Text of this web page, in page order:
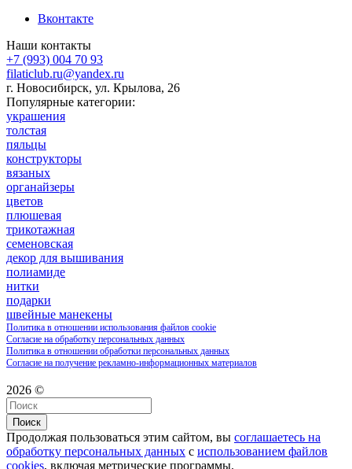
Вконтакте
Наши контакты
+7 (993) 004 70 93
filaticlub.ru@yandex.ru
г. Новосибирск, ул. Крылова, 26
Популярные категории:
украшения
толстая
пяльцы
конструкторы
вязаных
органайзеры
цветов
плюшевая
трикотажная
семеновская
декор для вышивания
полиамиде
нитки
подарки
швейные манекены
Политика в отношении использования файлов cookie
Согласие на обработку персональных данных
Политика в отношении обработки персональных данных
Согласие на получение рекламно-информационных материалов
2026 ©
Поиск
Продолжая пользоваться этим сайтом, вы соглашаетесь на
обработку персональных данных с использованием файлов
cookies, включая метрические программы.